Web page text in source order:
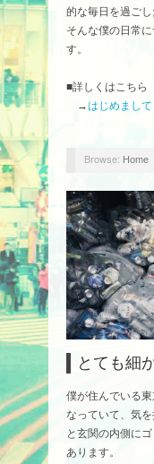
的な毎日を過ごし
そんな僕の日常
す。
■詳しくはこちら
→はじめまして
Browse: Home
とても細
僕が住んでいる
なっていて、気
と玄関の内側に
あります。